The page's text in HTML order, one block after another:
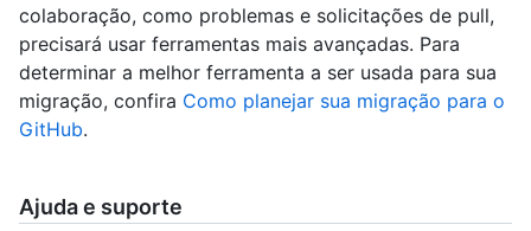
colaboração, como problemas e solicitações de pull,
precisará usar ferramentas mais avançadas. Para
determinar a melhor ferramenta a ser usada para sua
migração, confira Como planejar sua migração para o
GitHub.
Ajuda e suporte